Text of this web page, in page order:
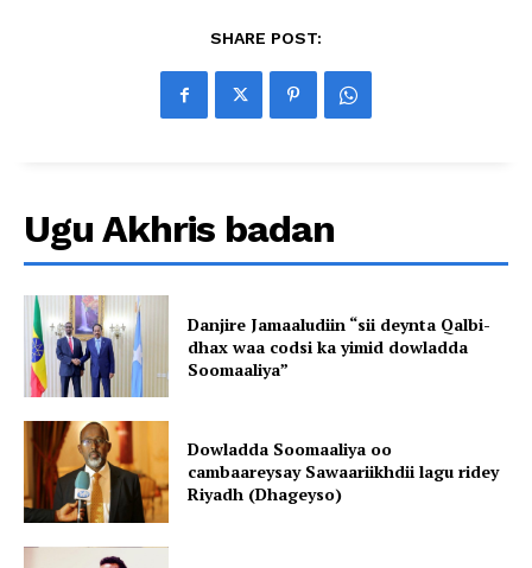
SHARE POST:
Ugu Akhris badan
Danjire Jamaaludiin “sii deynta Qalbi-
dhax waa codsi ka yimid dowladda
Soomaaliya”
Dowladda Soomaaliya oo
cambaareysay Sawaariikhdii lagu ridey
Riyadh (Dhageyso)